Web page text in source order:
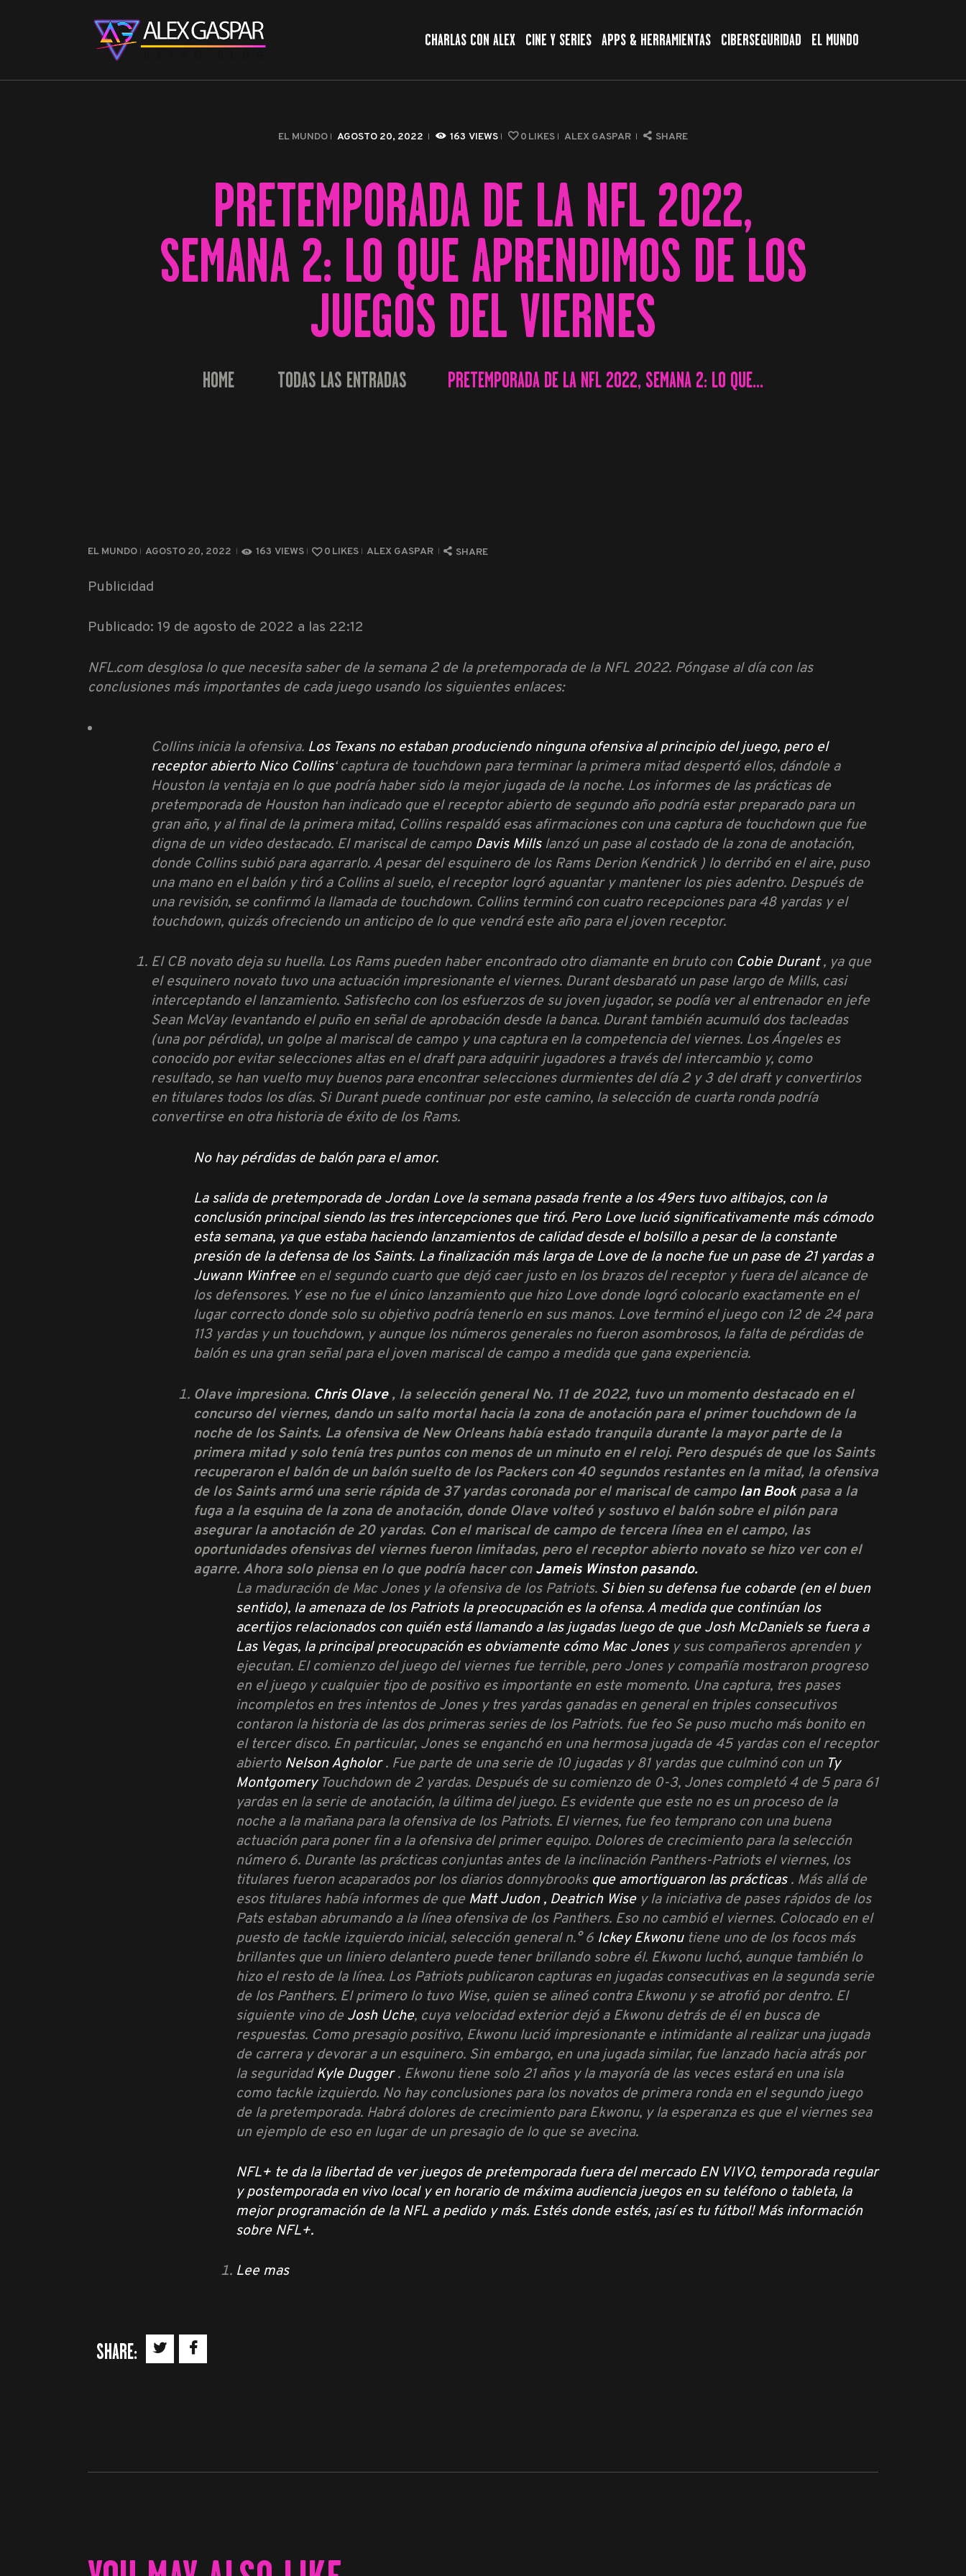
CHARLAS CON ALEX CINE Y SERIES APPS & HERRAMIENTAS CIBERSEGURIDAD EL MUNDO
EL MUNDO AGOSTO 20, 2022 163 VIEWS 0 LIKES ALEX GASPAR SHARE
PRETEMPORADA DE LA NFL 2022,
SEMANA 2: LO QUE APRENDIMOS DE LOS
JUEGOS DEL VIERNES
HOME TODAS LAS ENTRADAS PRETEMPORADA DE LA NFL 2022, SEMANA 2: LO QUE...
CINE Y SERIES
APPS & HERRAMIENTAS
EL MUNDO AGOSTO 20, 2022 163 VIEWS 0 LIKES ALEX GASPAR SHARE
Publicidad
Publicado: 19 de agosto de 2022 a las 22:12
NFL.com desglosa lo que necesita saber de la semana 2 de la pretemporada de la NFL 2022. Póngase al día con las
conclusiones más importantes de cada juego usando los siguientes enlaces:
Collins inicia la ofensiva. Los Texans no estaban produciendo ninguna ofensiva al principio del juego, pero el
receptor abierto Nico Collins‘ captura de touchdown para terminar la primera mitad despertó ellos, dándole a
Houston la ventaja en lo que podría haber sido la mejor jugada de la noche. Los informes de las prácticas de
pretemporada de Houston han indicado que el receptor abierto de segundo año podría estar preparado para un
gran año, y al final de la primera mitad, Collins respaldó esas afirmaciones con una captura de touchdown que fue
digna de un video destacado. El mariscal de campo Davis Mills lanzó un pase al costado de la zona de anotación,
donde Collins subió para agarrarlo. A pesar del esquinero de los Rams Derion Kendrick ) lo derribó en el aire, puso
una mano en el balón y tiró a Collins al suelo, el receptor logró aguantar y mantener los pies adentro. Después de
una revisión, se confirmó la llamada de touchdown. Collins terminó con cuatro recepciones para 48 yardas y el
touchdown, quizás ofreciendo un anticipo de lo que vendrá este año para el joven receptor.
El CB novato deja su huella. Los Rams pueden haber encontrado otro diamante en bruto con Cobie Durant, ya que
el esquinero novato tuvo una actuación impresionante el viernes. Durant desbarató un pase largo de Mills, casi
interceptando el lanzamiento. Satisfecho con los esfuerzos de su joven jugador, se podía ver al entrenador en jefe
Sean McVay levantando el puño en señal de aprobación desde la banca. Durant también acumuló dos tacleadas
(una por pérdida), un golpe al mariscal de campo y una captura en la competencia del viernes. Los Ángeles es
conocido por evitar selecciones altas en el draft para adquirir jugadores a través del intercambio y, como
resultado, se han vuelto muy buenos para encontrar selecciones durmientes del día 2 y 3 del draft y convertirlos
en titulares todos los días. Si Durant puede continuar por este camino, la selección de cuarta ronda podría
convertirse en otra historia de éxito de los Rams.
No hay pérdidas de balón para el amor.
La salida de pretemporada de Jordan Love la semana pasada frente a los 49ers tuvo altibajos, con la
conclusión principal siendo las tres intercepciones que tiró. Pero Love lució significativamente más cómodo
esta semana, ya que estaba haciendo lanzamientos de calidad desde el bolsillo a pesar de la constante
presión de la defensa de los Saints. La finalización más larga de Love de la noche fue un pase de 21 yardas a
Juwann Winfree en el segundo cuarto que dejó caer justo en los brazos del receptor y fuera del alcance de
los defensores. Y ese no fue el único lanzamiento que hizo Love donde logró colocarlo exactamente en el
lugar correcto donde solo su objetivo podría tenerlo en sus manos. Love terminó el juego con 12 de 24 para
113 yardas y un touchdown, y aunque los números generales no fueron asombrosos, la falta de pérdidas de
balón es una gran señal para el joven mariscal de campo a medida que gana experiencia.
Olave impresiona. Chris Olave , la selección general No. 11 de 2022, tuvo un momento destacado en el
concurso del viernes, dando un salto mortal hacia la zona de anotación para el primer touchdown de la
noche de los Saints. La ofensiva de New Orleans había estado tranquila durante la mayor parte de la
primera mitad y solo tenía tres puntos con menos de un minuto en el reloj. Pero después de que los Saints
recuperaron el balón de un balón suelto de los Packers con 40 segundos restantes en la mitad, la ofensiva
de los Saints armó una serie rápida de 37 yardas coronada por el mariscal de campo Ian Book pasa a la
fuga a la esquina de la zona de anotación, donde Olave volteó y sostuvo el balón sobre el pilón para
asegurar la anotación de 20 yardas. Con el mariscal de campo de tercera línea en el campo, las
oportunidades ofensivas del viernes fueron limitadas, pero el receptor abierto novato se hizo ver con el
agarre. Ahora solo piensa en lo que podría hacer con Jameis Winstonpasando.
La maduración de Mac Jones y la ofensiva de los Patriots. Si bien su defensa fue cobarde (en el buen
sentido), la amenaza de los Patriots la preocupación es la ofensa. A medida que continúan los
acertijos relacionados con quién está llamando a las jugadas luego de que Josh McDaniels se fuera a
Las Vegas, la principal preocupación es obviamente cómo Mac Jones y sus compañeros aprenden y
ejecutan. El comienzo del juego del viernes fue terrible, pero Jones y compañía mostraron progreso
en el juego y cualquier tipo de positivo es importante en este momento. Una captura, tres pases
incompletos en tres intentos de Jones y tres yardas ganadas en general en triples consecutivos
contaron la historia de las dos primeras series de los Patriots. fue feo Se puso mucho más bonito en
el tercer disco. En particular, Jones se enganchó en una hermosa jugada de 45 yardas con el receptor
abierto Nelson Agholor. Fue parte de una serie de 10 jugadas y 81 yardas que culminó con un Ty
Montgomery Touchdown de 2 yardas. Después de su comienzo de 0-3, Jones completó 4 de 5 para 61
yardas en la serie de anotación, la última del juego. Es evidente que este no es un proceso de la
noche a la mañana para la ofensiva de los Patriots. El viernes, fue feo temprano con una buena
actuación para poner fin a la ofensiva del primer equipo. Dolores de crecimiento para la selección
número 6. Durante las prácticas conjuntas antes de la inclinación Panthers-Patriots el viernes, los
titulares fueron acaparados por los diarios donnybrooks que amortiguaron las prácticas . Más allá de
esos titulares había informes de que Matt Judon , Deatrich Wise y la iniciativa de pases rápidos de los
Pats estaban abrumando a la línea ofensiva de los Panthers. Eso no cambió el viernes. Colocado en el
puesto de tackle izquierdo inicial, selección general n.° 6 Ickey Ekwonu tiene uno de los focos más
brillantes que un liniero delantero puede tener brillando sobre él. Ekwonu luchó, aunque también lo
hizo el resto de la línea. Los Patriots publicaron capturas en jugadas consecutivas en la segunda serie
de los Panthers. El primero lo tuvo Wise, quien se alineó contra Ekwonu y se atrofió por dentro. El
siguiente vino de Josh Uche, cuya velocidad exterior dejó a Ekwonu detrás de él en busca de
respuestas. Como presagio positivo, Ekwonu lució impresionante e intimidante al realizar una jugada
de carrera y devorar a un esquinero. Sin embargo, en una jugada similar, fue lanzado hacia atrás por
la seguridad Kyle Dugger. Ekwonu tiene solo 21 años y la mayoría de las veces estará en una isla
como tackle izquierdo. No hay conclusiones para los novatos de primera ronda en el segundo juego
de la pretemporada. Habrá dolores de crecimiento para Ekwonu, y la esperanza es que el viernes sea
un ejemplo de eso en lugar de un presagio de lo que se avecina.
NFL+ te da la libertad de ver juegos de pretemporada fuera del mercado EN VIVO, temporada regular
y postemporada en vivo local y en horario de máxima audiencia juegos en su teléfono o tableta, la
mejor programación de la NFL a pedido y más. Estés donde estés, ¡así es tu fútbol! Más información
sobre NFL+.
Lee mas
SHARE: